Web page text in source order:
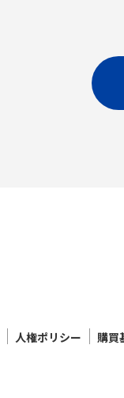
人権ポリシー 購買